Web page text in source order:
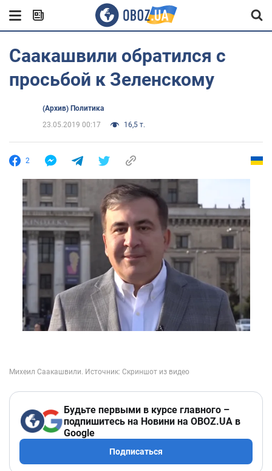
Саакашвили обратился с
просьбой к Зеленскому
(Архив) Политика
23.05.2019 00:17
16,5 т.
2
Будьте первыми в курсе главного –
подпишитесь на Новини на OBOZ.UA в
Google
Подписаться